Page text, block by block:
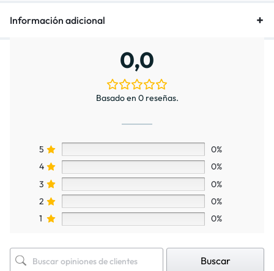
Información adicional
0,0
Basado en 0 reseñas.
5
0%
4
0%
3
0%
2
0%
1
0%
Buscar